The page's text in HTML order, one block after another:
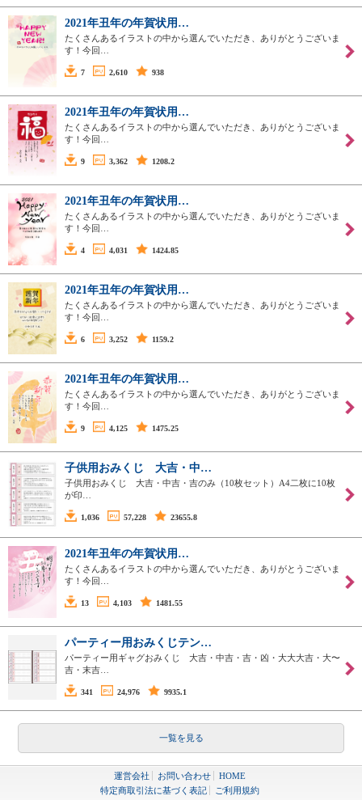
2021年丑年の年賀状用…
たくさんあるイラストの中から選んでいただき、ありがとうございま
す！今回…
7 2,610 938
2021年丑年の年賀状用…
たくさんあるイラストの中から選んでいただき、ありがとうございま
す！今回…
9 3,362 1208.2
2021年丑年の年賀状用…
たくさんあるイラストの中から選んでいただき、ありがとうございま
す！今回…
4 4,031 1424.85
2021年丑年の年賀状用…
たくさんあるイラストの中から選んでいただき、ありがとうございま
す！今回…
6 3,252 1159.2
2021年丑年の年賀状用…
たくさんあるイラストの中から選んでいただき、ありがとうございま
す！今回…
9 4,125 1475.25
子供用おみくじ 大吉・中…
子供用おみくじ 大吉・中吉・吉のみ（10枚セット）A4二枚に10枚
が印…
1,036 57,228 23655.8
2021年丑年の年賀状用…
たくさんあるイラストの中から選んでいただき、ありがとうございま
す！今回…
13 4,103 1481.55
パーティー用おみくじテン…
パーティー用ギャグおみくじ 大吉・中吉・吉・凶・大大大吉・大〜
吉・末吉…
341 24,976 9935.1
一覧を見る
運営会社 お問い合わせ
HOME
特定商取引法に基づく表記
ご利用規約